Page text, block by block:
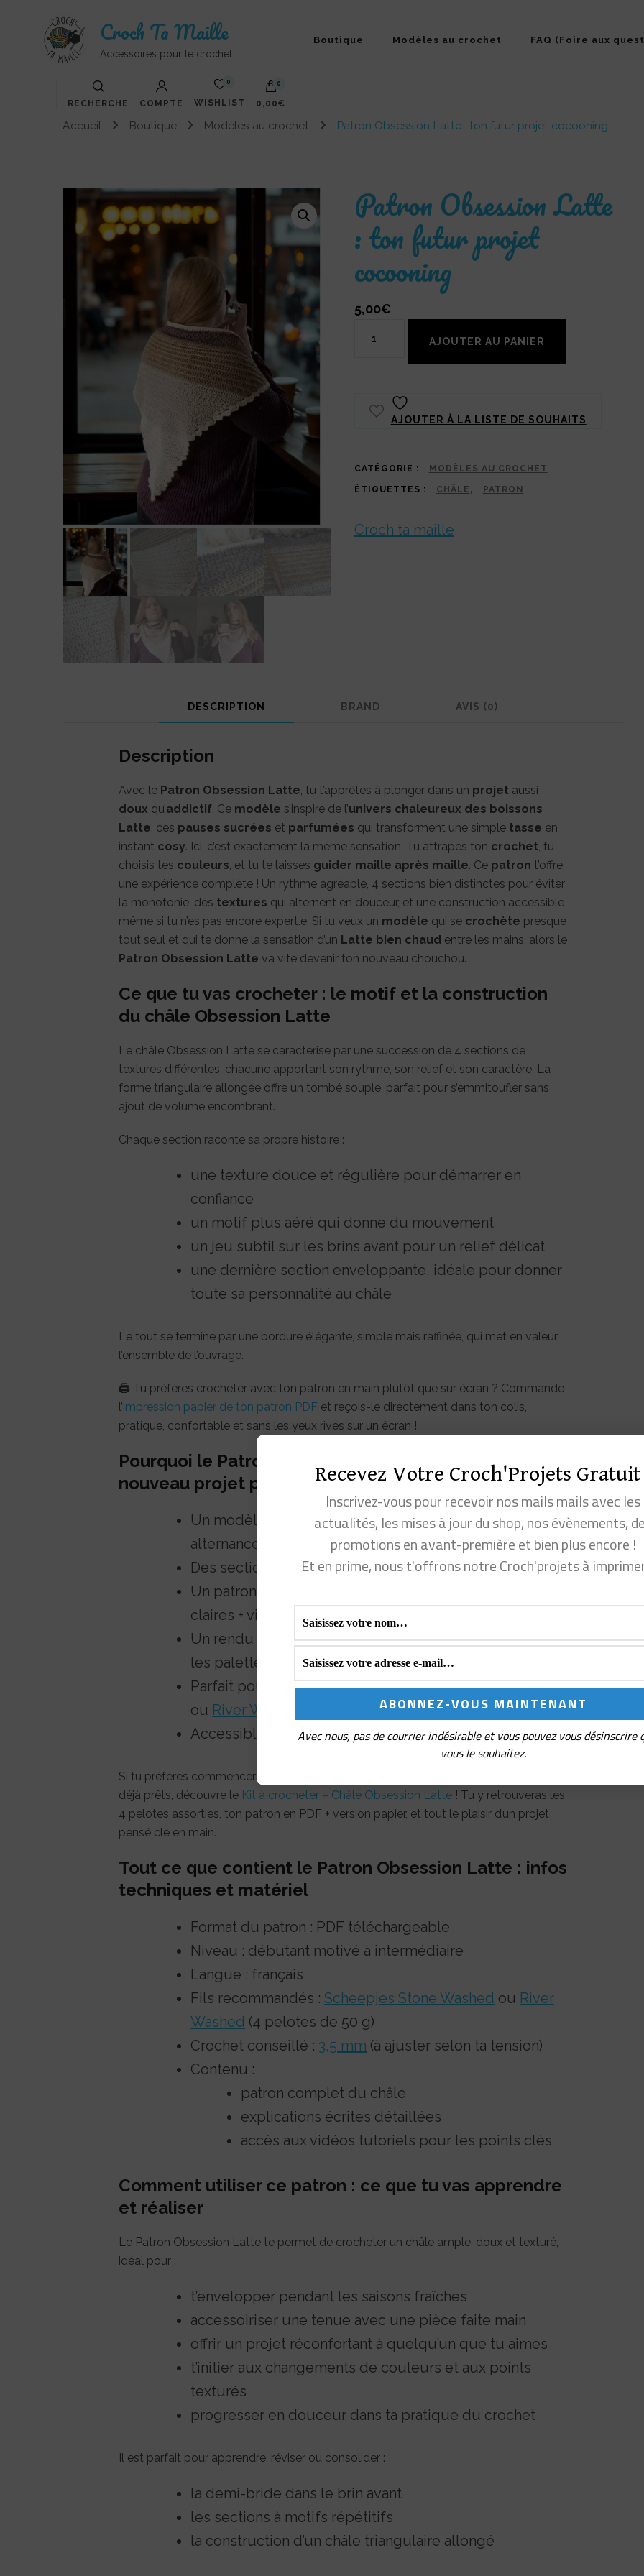
Croch Ta Maille
Accessoires pour le crochet
Boutique Modèles au crochet FAQ (Foire aux
RECHERCHE COMPTE
0
WISHLIST
0
0,00€
Accueil Boutique Modèles au crochet Patron Obsession Latte : ton futur projet cocooning
Patron Obsession Latte
: ton futur projet
cocooning
5,00€
Obsession
ton
futur
projet
AJOUTER AU PANIER
AJOUTER À LA LISTE DE SOUHAITS
CATÉGORIE : MODÈLES AU CROCHET
ÉTIQUETTES : CHÂLE , PATRON
Croch ta maille
DESCRIPTION BRAND AVIS (0)
Description
Avec le Patron Obsession Latte, tu t’apprêtes à plonger dans un projet aussi
doux qu’addictif. Ce modèle s’inspire de l’univers chaleureux des boissons
Latte, ces pauses sucrées et parfumées qui transforment une simple tasse en
instant cosy. Ici, c’est exactement la même sensation. Tu attrapes ton crochet, tu
choisis tes couleurs, et tu te laisses guider maille après maille. Ce patron t’offre
une expérience complète ! Un rythme agréable, 4 sections bien distinctes pour éviter
la monotonie, des textures qui alternent en douceur, et une construction accessible
même si tu n’es pas encore expert.e. Si tu veux un modèle qui se crochète presque
tout seul et qui te donne la sensation d’un Latte bien chaud entre les mains, alors le
Patron Obsession Latte va vite devenir ton nouveau chouchou.
Ce que tu vas crocheter : le motif et la construction
du châle Obsession Latte
Le châle Obsession Latte se caractérise par une succession de 4 sections de
textures différentes, chacune apportant son rythme, son relief et son caractère. La
forme triangulaire allongée offre un tombé souple, parfait pour s’emmitoufler sans
ajout de volume encombrant.
Chaque section raconte sa propre histoire :
une texture douce et régulière pour démarrer en
confiance
un motif plus aéré qui donne du mouvement
un jeu subtil sur les brins avant pour un relief délicat
une dernière section enveloppante, idéale pour donner
toute sa personnalité au châle
Le tout se termine par une bordure élégante, simple mais raffinée, qui met en valeur
l’ensemble de l’ouvrage.
🖨️ Tu préfères crocheter avec ton patron en main plutôt que sur écran ? Commande
l’impression papier de ton patron PDF et reçois-le directement dans ton colis,
pratique, confortable et sans les yeux rivés sur un écran !
Pourquoi le Patron Obsession Latte va devenir ton
nouveau projet préféré
Un modèle rythmé, sans risque d’ennui grâce aux
alternances de points
Des sections faciles à mémoriser et à répéter
Un patron pensé pour t’accompagner : explications
claires + vidéos tutoriels
Un rendu texturé qui fonctionne avec presque toutes
les palettes de couleurs
Parfait pour utiliser des gammes commeStone Washed
ou River Washed
Accessible dès le niveau débutant motivé
Si tu préfères commencer ton châle directement avec les bonnes couleurs et les fils
déjà prêts, découvre le Kit à crocheter – Châle Obsession Latte ! Tu y retrouveras les
4 pelotes assorties, ton patron en PDF + version papier, et tout le plaisir d’un projet
pensé clé en main.
Tout ce que contient le Patron Obsession Latte : infos
techniques et matériel
Format du patron : PDF téléchargeable
Niveau : débutant motivé à intermédiaire
Langue : français
Fils recommandés : Scheepjes Stone Washed ou River
Washed (4 pelotes de 50 g)
Crochet conseillé : 3,5 mm (à ajuster selon ta tension)
Contenu :
patron complet du châle
explications écrites détaillées
accès aux vidéos tutoriels pour les points clés
Comment utiliser ce patron : ce que tu vas apprendre
et réaliser
Le Patron Obsession Latte te permet de crocheter un châle ample, doux et texturé,
idéal pour :
t’envelopper pendant les saisons fraîches
accessoiriser une tenue avec une pièce faite main
offrir un projet réconfortant à quelqu’un que tu aimes
t’initier aux changements de couleurs et aux points
texturés
progresser en douceur dans ta pratique du crochet
Il est parfait pour apprendre, réviser ou consolider :
la demi-bride dans le brin avant
les sections à motifs répétitifs
la construction d’un châle triangulaire allongé
Recevez Votre Croch'Projets Gratuit
Inscrivez-vous pour recevoir nos mails mails avec les
actualités, les mises à jour du shop, nos évènements,
promotions en avant-première et bien plus encore !
Et en prime, nous t'offrons notre Croch'projets à
Avec nous, pas de courrier indésirable et vous pouvez vous désinscrire
vous le souhaitez.